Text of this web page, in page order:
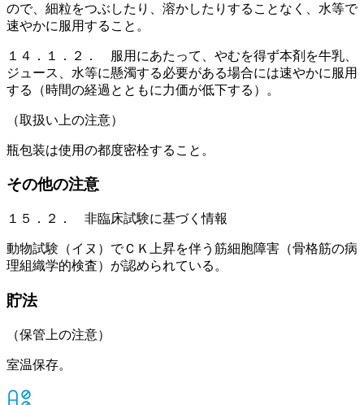
ので、細粒をつぶしたり、溶かしたりすることなく、水等で
速やかに服用すること。
１４．１．２． 服用にあたって、やむを得ず本剤を牛乳、
ジュース、水等に懸濁する必要がある場合には速やかに服用
する（時間の経過とともに力価が低下する）。
（取扱い上の注意）
瓶包装は使用の都度密栓すること。
その他の注意
１５．２． 非臨床試験に基づく情報
動物試験（イヌ）でＣＫ上昇を伴う筋細胞障害（骨格筋の病
理組織学的検査）が認められている。
貯法
（保管上の注意）
室温保存。